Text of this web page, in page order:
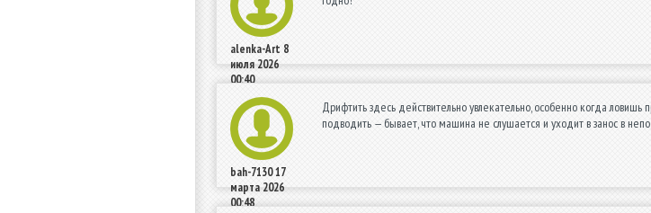
alenka-Art 8
июля 2026
00:40
bah-713017
марта 2026
00:48
Дрифтить здесь действительно увлекательно, особенно когда
подводить — бывает, что машина не слушается и уходит в занос в